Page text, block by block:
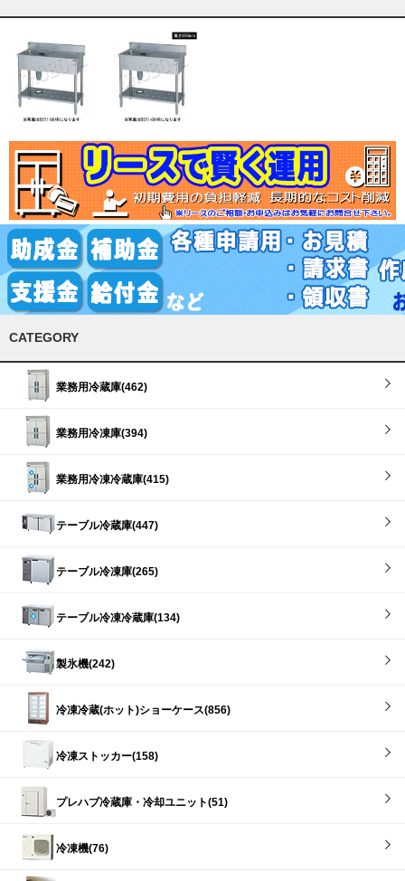
CATEGORY
業務用冷蔵庫(462)
業務用冷凍庫(394)
業務用冷凍冷蔵庫(415)
テーブル冷蔵庫(447)
テーブル冷凍庫(265)
テーブル冷凍冷蔵庫(134)
製氷機(242)
冷凍冷蔵(ホット)ショーケース(856)
冷凍ストッカー(158)
プレハブ冷蔵庫・冷却ユニット(51)
冷凍機(76)